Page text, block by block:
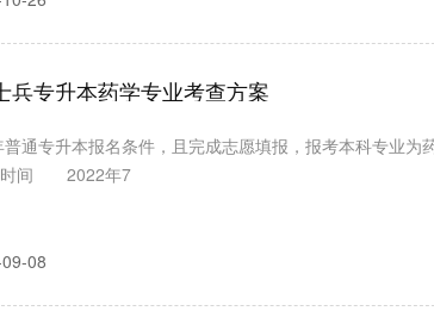
专升本药学专业考查方案
专升本报名条件，且完成志愿填报，报考本科专业为
时间 2022年7
08